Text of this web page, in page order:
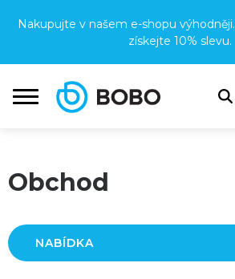
Nakupujte v našem e-shopu výhodněji.
získejte 10% slevu.
Obchod
NABÍDKA